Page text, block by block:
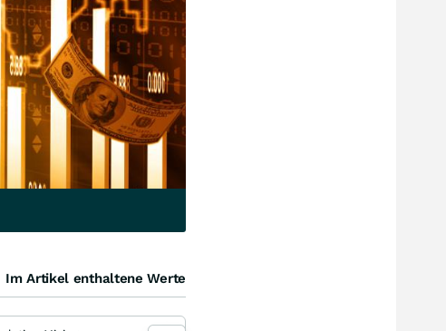
Im Artikel enthaltene Werte